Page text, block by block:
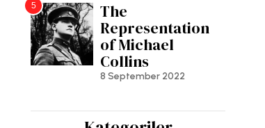
5
The
Representation
of Michael
Collins
8 September 2022